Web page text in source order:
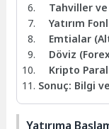
Tahviller
Yatırım
Emtialar
Döviz
Kripto
Sonuç: Bilgi
Yatırıma